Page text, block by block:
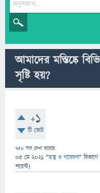
আমাদের মস্তিষ্কে
সৃষ্টি হয়?
+1
টি ভোট
758 বার দেখা হয়েছে
05 মে 2021 "তত্ত্ব ও গবেষণা" বিভাগে
পয়েন্ট)